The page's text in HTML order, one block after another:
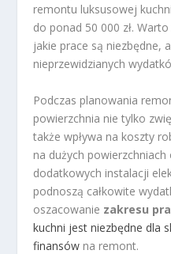
remontu luksusowej
do ponad 50 000 zł.
jakie prace są niezbędne,
nieprzewidzianych
Podczas planowania
powierzchnia nie tylko
także wpływa na koszty
na dużych
dodatkowych instalacji
podnoszą całkowite
oszacowanie zakresu
kuchni jest niezbędne dla
finansów na remont.